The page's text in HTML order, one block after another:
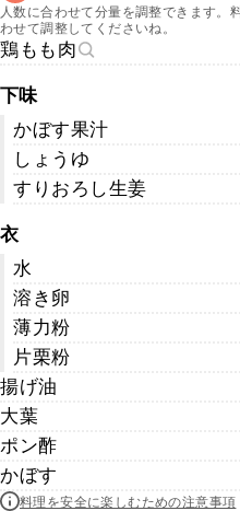
人数に合わせて分量を調整できます。
わせて調整してくださいね。
鶏もも肉
下味
かぼす果汁
しょうゆ
すりおろし生姜
衣
水
溶き卵
薄力粉
片栗粉
揚げ油
大葉
ポン酢
かぼす
料理を安全に楽しむための注意事項